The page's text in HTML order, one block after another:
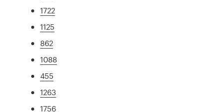
1722
1125
862
1088
455
1263
1756